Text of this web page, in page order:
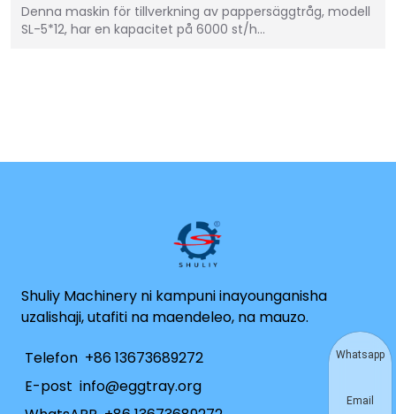
Denna maskin för tillverkning av pappersäggtråg, modell
SL-5*12, har en kapacitet på 6000 st/h…
Shuliy Machinery ni kampuni inayounganisha
uzalishaji, utafiti na maendeleo, na mauzo.
Telefon +86 13673689272
E-post info@eggtray.org
Whatsapp
Email